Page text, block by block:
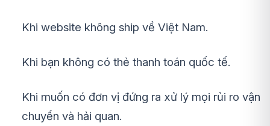
Khi website không ship về Việt Nam.
Khi bạn không có thẻ thanh toán quốc tế.
Khi muốn có đơn vị đứng ra xử lý mọi rủi ro vận
chuyển và hải quan.